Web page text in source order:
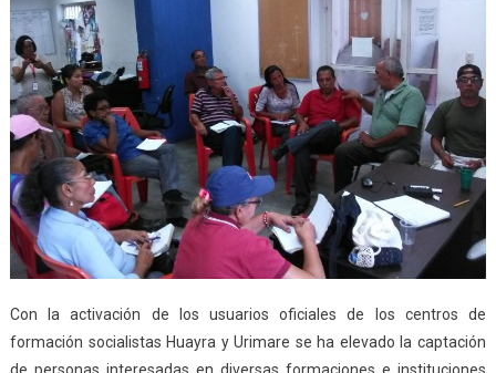
Con la activación de los usuarios oficiales de los centros de
formación socialistas Huayra y Urimare se ha elevado la captación